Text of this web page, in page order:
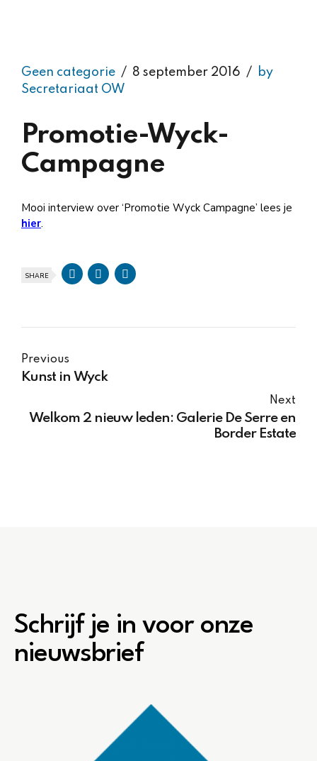
Geen categorie 8 september 2016
by
Secretariaat OW
Promotie-Wyck-
Campagne
Mooi interview over ‘Promotie Wyck Campagne’ lees je
hier.
SHARE
Previous
Kunst in Wyck
Next
Welkom 2 nieuw leden: Galerie De Serre en
Border Estate
Schrijf je in voor onze
nieuwsbrief